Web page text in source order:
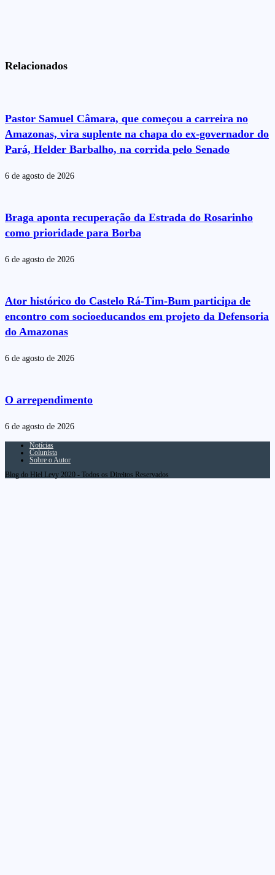
Relacionados
Pastor Samuel Câmara, que começou a carreira no
Amazonas, vira suplente na chapa do ex-governador do
Pará, Helder Barbalho, na corrida pelo Senado
6 de agosto de 2026
Braga aponta recuperação da Estrada do Rosarinho
como prioridade para Borba
6 de agosto de 2026
Ator histórico do Castelo Rá-Tim-Bum participa de
encontro com socioeducandos em projeto da Defensoria
do Amazonas
6 de agosto de 2026
O arrependimento
6 de agosto de 2026
Notícias
Colunista
Sobre o Autor
Blog do Hiel Levy 2020 - Todos os Direitos Reservados